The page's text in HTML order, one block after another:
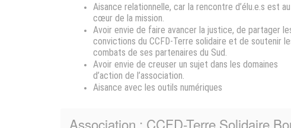
Aisance relationnelle, car la rencontre d’élu.e.s est au
cœur de la mission.
Avoir envie de faire avancer la justice, de partager
convictions du CCFD-Terre solidaire et de soutenir
combats de ses partenaires du Sud.
Avoir envie de creuser un sujet dans les domaines
d’action de l’association.
Aisance avec les outils numériques
Association : CCFD-Terre Solidaire